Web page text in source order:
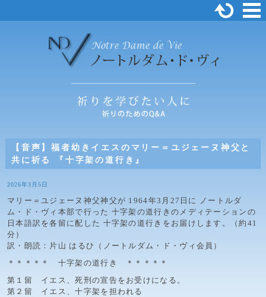
【音声】福者幼きイエスのマリー＝ユジェーヌ神父と
共に祈る 『十字架の道行き』
2026年3月5日
マリー＝ユジェーヌ神父神父が 1964年3月27日に ノートルダ
ム・ド・ヴィ本部で行った 十字架の道行きのメディテーションの
日本語訳を各留に配した 十字架の道行きをお届けします。（約41
分）
訳・朗読：片山 はるひ（ノートルダム・ド・ヴィ会員）
＊＊＊＊＊ 十字架の道行き ＊＊＊＊＊
第１留 イエス、死刑の宣告をお受けになる。
第２留 イエス、十字架を担われる